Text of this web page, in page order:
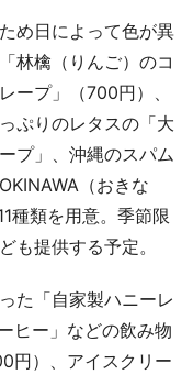
め日によって色が異
林檎（りんご）のコ
ープ」（700円）、
ぷりのレタスの「大
プ」、沖縄のスパム
（おきな
種類を用意。季節限
も提供する予定。
た「自家製ハニーレ
ヒー」などの飲み物
円）、アイスクリー